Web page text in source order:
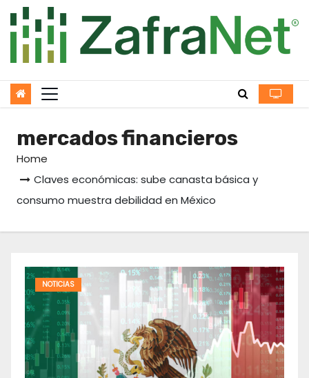
to
content
mercados financieros
Home
Claves económicas: sube canasta básica y
consumo muestra debilidad en México
NOTICIAS